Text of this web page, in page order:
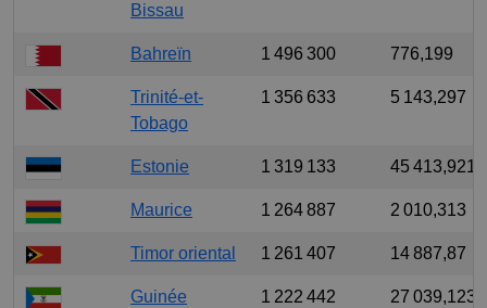
Bissau
Bahreïn 1 496 300 776,199
Trinité-et-
Tobago
1 356 633 5 143,297
Estonie 1 319 133 45 413,921
Maurice 1 264 887 2 010,313
Timor oriental 1 261 407 14 887,87
Guinée
1 222 442 27 039,123